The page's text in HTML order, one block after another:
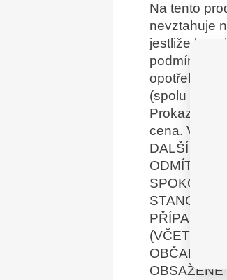
Na tento
nevztahuje
jestliže k
(spolu s
cena. V
DALŠÍ
ODMÍTÁ
PŘÍPADĚ
(VČETNĚ